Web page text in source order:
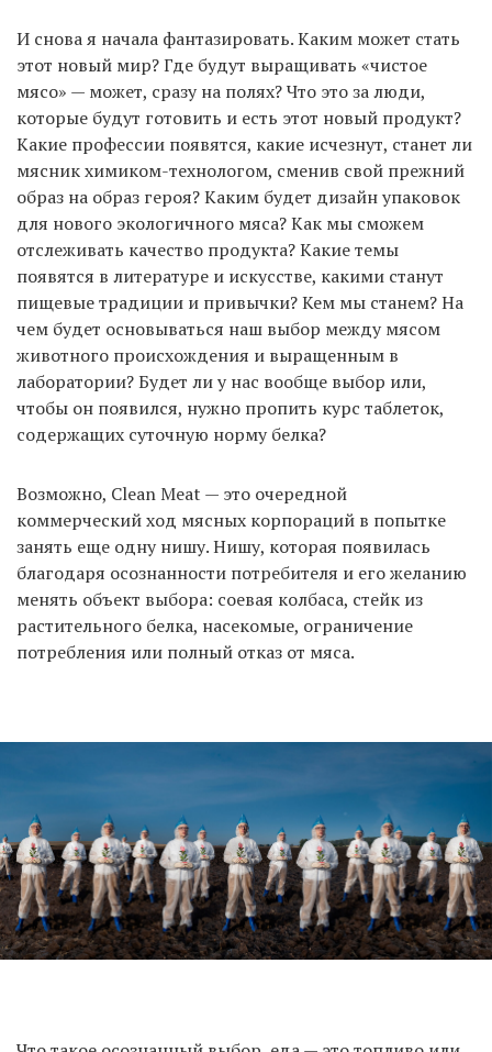
И снова я начала фантазировать. Каким может стать
этот новый мир? Где будут выращивать «чистое
мясо» — может, сразу на полях? Что это за люди,
которые будут готовить и есть этот новый продукт?
Какие профессии появятся, какие исчезнут, станет ли
мясник химиком-технологом, сменив свой прежний
образ на образ героя? Каким будет дизайн упаковок
для нового экологичного мяса? Как мы сможем
отслеживать качество продукта? Какие темы
появятся в литературе и искусстве, какими станут
пищевые традиции и привычки? Кем мы станем? На
чем будет основываться наш выбор между мясом
животного происхождения и выращенным в
лаборатории? Будет ли у нас вообще выбор или,
чтобы он появился, нужно пропить курс таблеток,
содержащих суточную норму белка?
Возможно, Clean Meat — это очередной
коммерческий ход мясных корпораций в попытке
занять еще одну нишу. Нишу, которая появилась
благодаря осознанности потребителя и его желанию
менять объект выбора: соевая колбаса, стейк из
растительного белка, насекомые, ограничение
потребления или полный отказ от мяса.